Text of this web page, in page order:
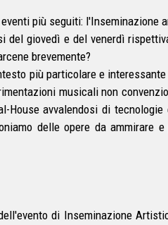
più seguiti: l'Inseminazione
del giovedì e del venerdì
brevemente?
più particolare e
musicali non
House avvalendosi di tecnologie
delle opere da ammirare e
di Inseminazione